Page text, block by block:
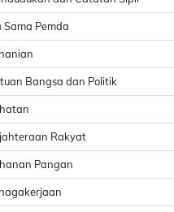
Sama Pemda
Bangsa dan Politik
Rakyat
Pangan